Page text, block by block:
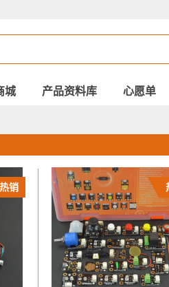
城 产品资料库 心愿单
热销